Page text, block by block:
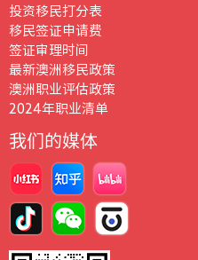
投资移民打分表
移民签证申请费
签证审理时间
最新澳洲移民政策
澳洲职业评估政策
2024年职业清单
我们的媒体